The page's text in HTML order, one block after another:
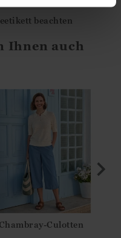
beachten
Ihnen auch
Chambray-Culotten